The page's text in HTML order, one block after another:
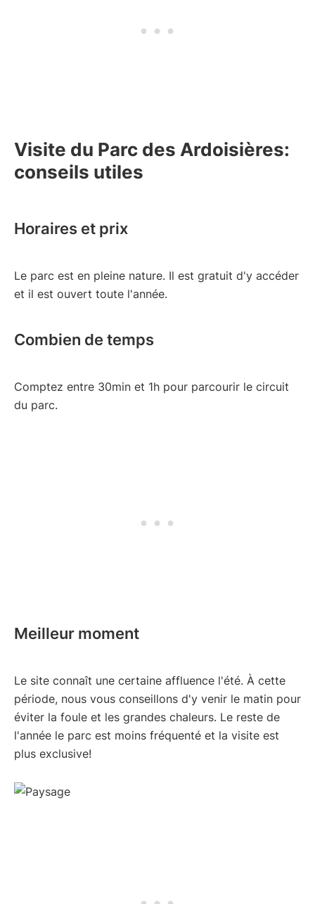
Visite du Parc des Ardoisières:
conseils utiles
Horaires et prix
Le parc est en pleine nature. Il est gratuit d'y accéder
et il est ouvert toute l'année.
Combien de temps
Comptez entre 30min et 1h pour parcourir le circuit
du parc.
Meilleur moment
Le site connaît une certaine affluence l'été. À cette
période, nous vous conseillons d'y venir le matin pour
éviter la foule et les grandes chaleurs. Le reste de
l'année le parc est moins fréquenté et la visite est
plus exclusive!